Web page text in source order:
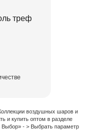
треф
воздушных шаров и
и купить оптом в разделе
- > Выбрать параметр